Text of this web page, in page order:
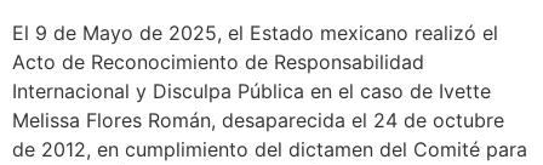
El 9 de Mayo de 2025, el Estado mexicano realizó el
Acto de Reconocimiento de Responsabilidad
Internacional y Disculpa Pública en el caso de Ivette
Melissa Flores Román, desaparecida el 24 de octubre
de 2012, en cumplimiento del dictamen del Comité para